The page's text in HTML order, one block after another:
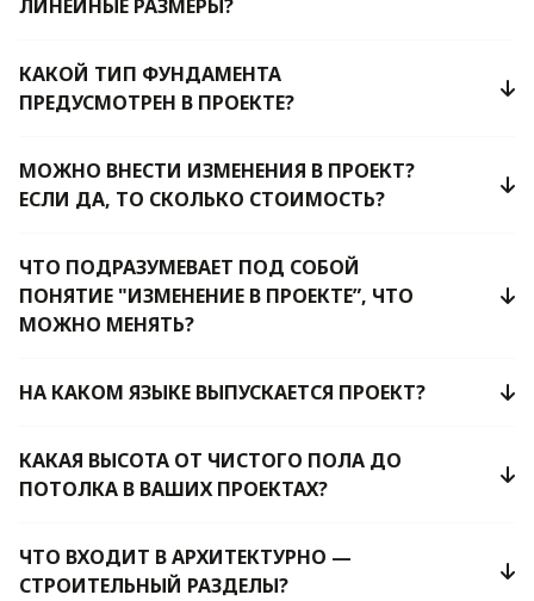
ЛИНЕЙНЫЕ РАЗМЕРЫ?
КАКОЙ ТИП ФУНДАМЕНТА
ПРЕДУСМОТРЕН В ПРОЕКТЕ?
МОЖНО ВНЕСТИ ИЗМЕНЕНИЯ В ПРОЕКТ?
ЕСЛИ ДА, ТО СКОЛЬКО СТОИМОСТЬ?
ЧТО ПОДРАЗУМЕВАЕТ ПОД СОБОЙ
ПОНЯТИЕ "ИЗМЕНЕНИЕ В ПРОЕКТЕ”, ЧТО
МОЖНО МЕНЯТЬ?
НА КАКОМ ЯЗЫКЕ ВЫПУСКАЕТСЯ ПРОЕКТ?
КАКАЯ ВЫСОТА ОТ ЧИСТОГО ПОЛА ДО
ПОТОЛКА В ВАШИХ ПРОЕКТАХ?
ЧТО ВХОДИТ В АРХИТЕКТУРНО —
СТРОИТЕЛЬНЫЙ РАЗДЕЛЫ?